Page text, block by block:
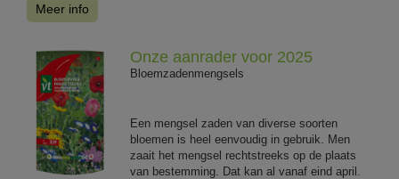
Meer info
Onze aanrader voor 2025
Bloemzadenmengsels
Een mengsel zaden van diverse soorten
bloemen is heel eenvoudig in gebruik. Men
zaait het mengsel rechtstreeks op de plaats
van bestemming. Dat kan al vanaf eind april.